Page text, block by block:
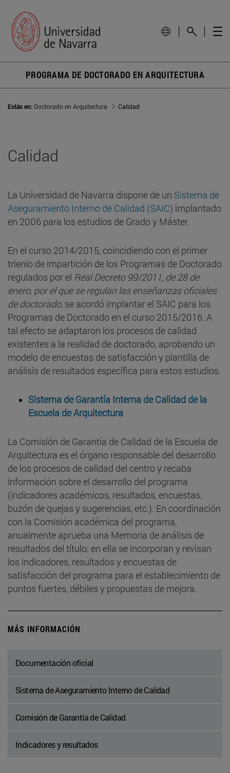
PROGRAMA DE DOCTORADO EN ARQUITECTURA
Estás en: Doctorado en Arquitectura Calidad
Calidad
La Universidad de Navarra dispone de un Sistema de
Aseguramiento Interno de Calidad (SAIC) implantado
en 2006 para los estudios de Grado y Máster.
En el curso 2014/2015, coincidiendo con el primer
trienio de impartición de los Programas de Doctorado
regulados por el Real Decreto 99/2011, de 28 de
enero, por el que se regulan las enseñanzas oficiales
de doctorado, se acordó implantar el SAIC para los
Programas de Doctorado en el curso 2015/2016. A
tal efecto se adaptaron los procesos de calidad
existentes a la realidad de doctorado, aprobando un
modelo de encuestas de satisfacción y plantilla de
análisis de resultados específica para estos estudios.
Sistema de Garantía Interna de Calidad de la
Escuela de Arquitectura
La Comisión de Garantía de Calidad de la Escuela de
Arquitectura es el órgano responsable del desarrollo
de los procesos de calidad del centro y recaba
información sobre el desarrollo del programa
(indicadores académicos, resultados, encuestas,
buzón de quejas y sugerencias, etc.). En coordinación
con la Comisión académica del programa,
anualmente aprueba una Memoria de análisis de
resultados del título; en ella se incorporan y revisan
los indicadores, resultados y encuestas de
satisfacción del programa para el establecimiento de
puntos fuertes, débiles y propuestas de mejora.
MÁS INFORMACIÓN
Documentación oficial
Sistema de Aseguramiento Interno de Calidad
Comisión de Garantía de Calidad
Indicadores y resultados